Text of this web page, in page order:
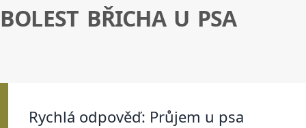
BOLEST BŘICHA U PSA
Rychlá odpověď: Průjem u psa